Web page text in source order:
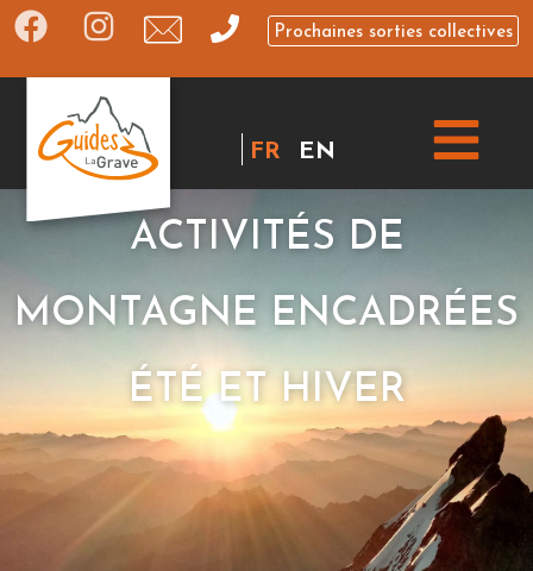
Prochaines sorties collectives
FR EN
ACTIVITÉS DE
MONTAGNE ENCADRÉES
ÉTÉ ET HIVER